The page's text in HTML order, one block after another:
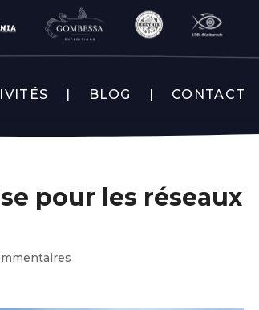
BLOG CONTACT
pour les réseaux